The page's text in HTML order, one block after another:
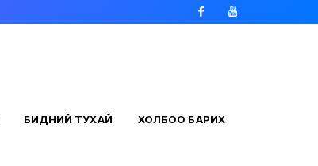
БИДНИЙ ТУХАЙ ХОЛБОО БАРИХ